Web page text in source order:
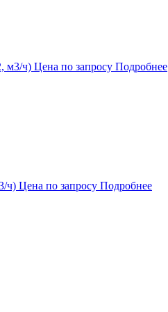
м3/ч) Цена по запросу Подробнее
ч) Цена по запросу Подробнее